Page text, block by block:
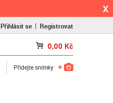
X
Přihlásit se Registrovat
0,00 Kč
Přidejte snímky